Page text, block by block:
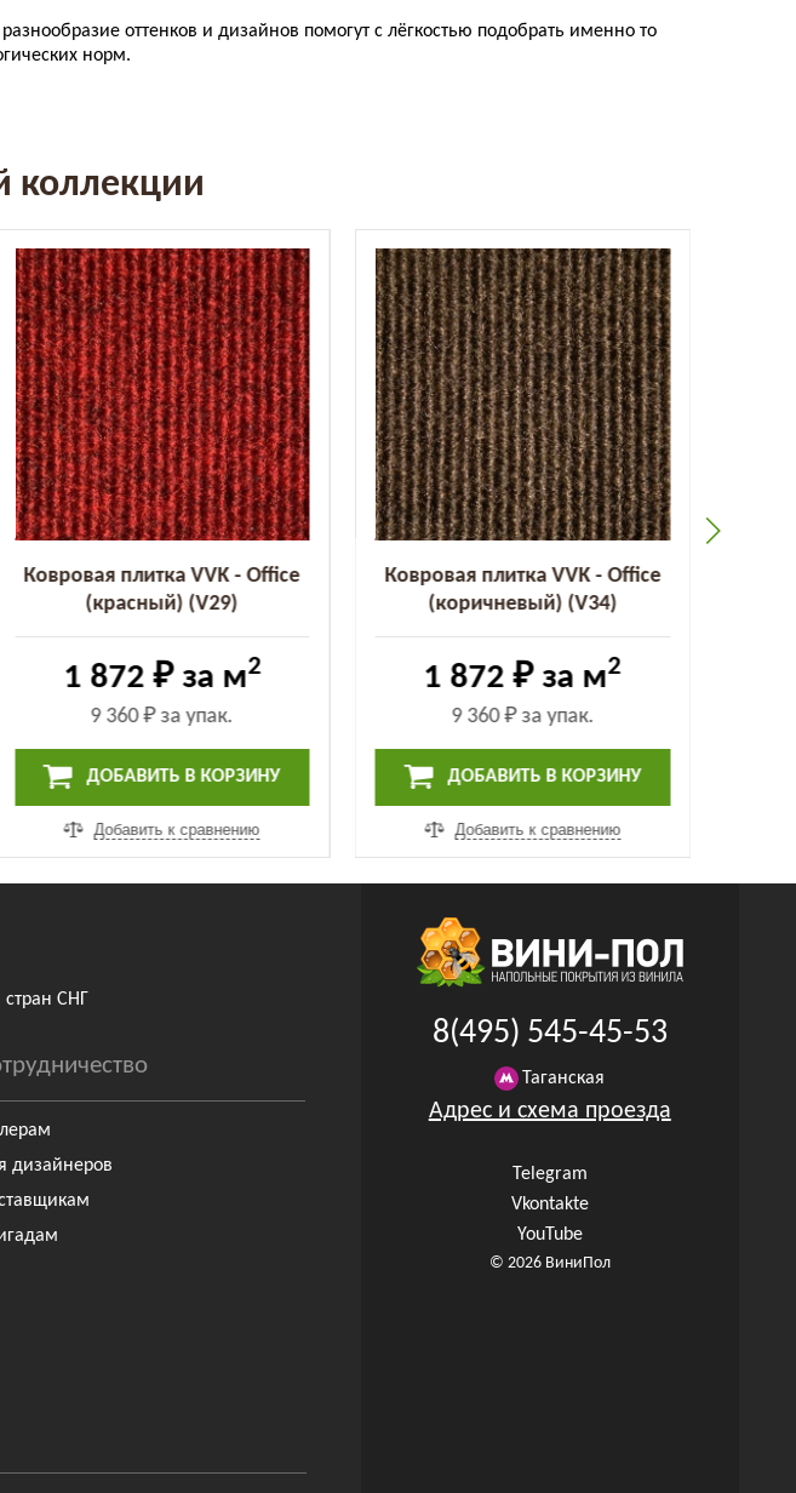
оттенков и дизайнов помогут с лёгкостью подобрать именно то
норм.
коллекции
Ковровая плитка VVK - Office
(красный) (V29)
1 872 ₽за м2
9 360 ₽за упак.
ДОБАВИТЬ В КОРЗИНУ
Добавить к сравнению
Ковровая плитка VVK - Office
(коричневый) (V34)
1 872 ₽за м2
9 360 ₽за упак.
ДОБАВИТЬ В КОРЗИНУ
Добавить к сравнению
стран СНГ
дизайнеров
8(495) 545-45-53
Таганская
Адрес и схема проезда
Telegram
Vkontakte
YouTube
© 2026 ВиниПол